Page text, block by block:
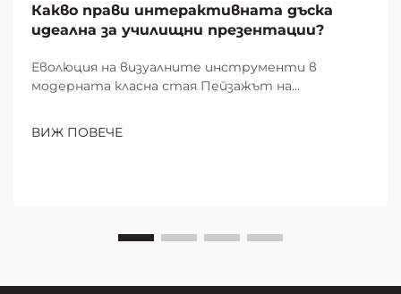
Какво прави интерактивната дъска
идеална за училищни презентации?
Еволюция на визуалните инструменти в
модерната класна стая Пейзажът на
като интерактивната дъска се е превърнала в
ВИЖ ПОВЕЧЕ